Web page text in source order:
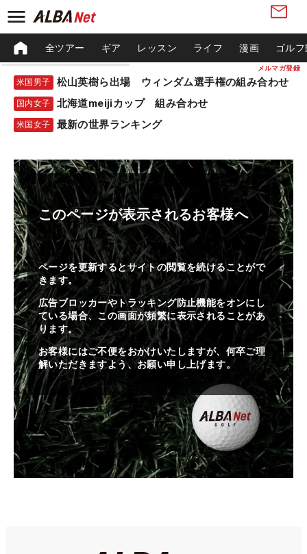
メルマガ登録
全ツアー ギア レッスン ライフ 漫画 ゴル
米国男子 松山英樹ら出場 ウィンダム選手権の組み合わせ
国内女子 北海道meijiカップ 組み合わせ
米国女子 最新の世界ランキング
このページが表示されるお客様へ
ページを更新するとサイトの閲覧を続けることがで
きます。
広告ブロッカーやトラッキング防止機能をオンにし
ている場合、この画面が頻繁に表示されることがあ
ります。
お客様にはご不便をおかけいたしますが、何卒ご理
解いただきますよう、お願い申し上げます。